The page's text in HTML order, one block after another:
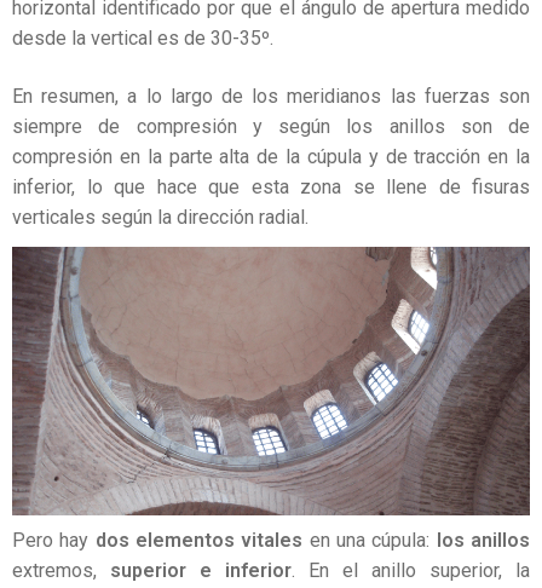
horizontal identificado por que el ángulo de apertura medido
desde la vertical es de 30-35º.
En resumen, a lo largo de los meridianos las fuerzas son
siempre de compresión y según los anillos son de
compresión en la parte alta de la cúpula y de tracción en la
inferior, lo que hace que esta zona se llene de fisuras
verticales según la dirección radial.
Pero hay dos elementos vitales en una cúpula:
los anillos
extremos, superior e inferior. En el anillo superior, la